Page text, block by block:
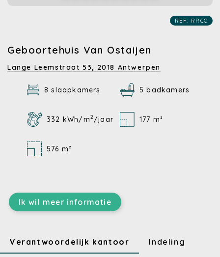
REF: RRCC
Geboortehuis Van Ostaijen
Lange Leemstraat 53, 2018 Antwerpen
8 slaapkamers 5 badkamers
332 kWh/m2 /jaar 177 m²
576 m²
Ik wil meer informatie
Verantwoordelijk kantoor Indeling